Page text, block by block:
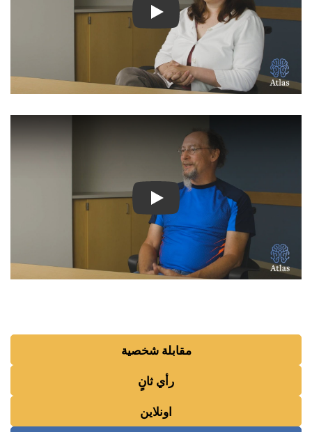
مقابلة شخصية
رأي ثانٍ
اونلاين